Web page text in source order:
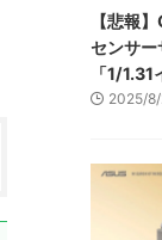
【悲報
センサー
「1/
2025/